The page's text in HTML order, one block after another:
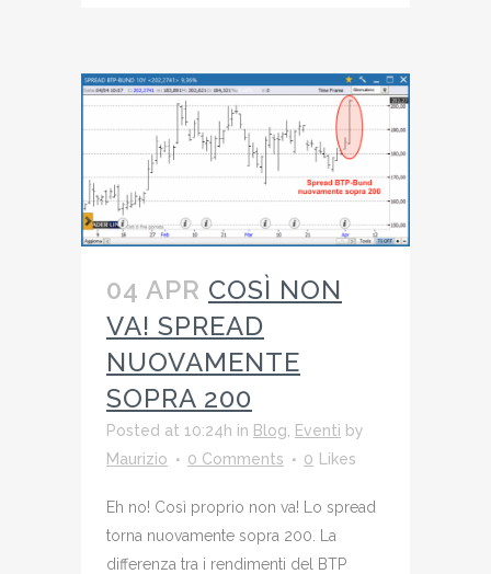
04 APR COSÌ NON
VA! SPREAD
NUOVAMENTE
SOPRA 200
Posted at 10:24h in Blog Eventi by
Maurizio
0 Comments 0 Likes
Eh no! Così proprio non va! Lo spread
torna nuovamente sopra 200. La
differenza tra i rendimenti del BTP